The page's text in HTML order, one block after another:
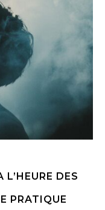
L’HEURE DES
PRATIQUE